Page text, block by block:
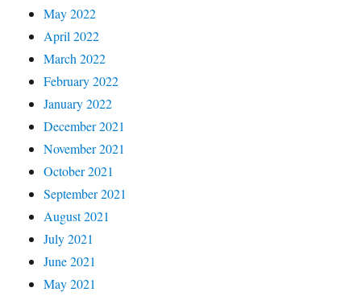
May 2022
April 2022
March 2022
February 2022
January 2022
December 2021
November 2021
October 2021
September 2021
August 2021
July 2021
June 2021
May 2021